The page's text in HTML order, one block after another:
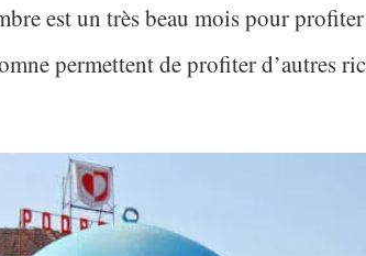
est un très beau mois pour
permettent de profiter d’autres